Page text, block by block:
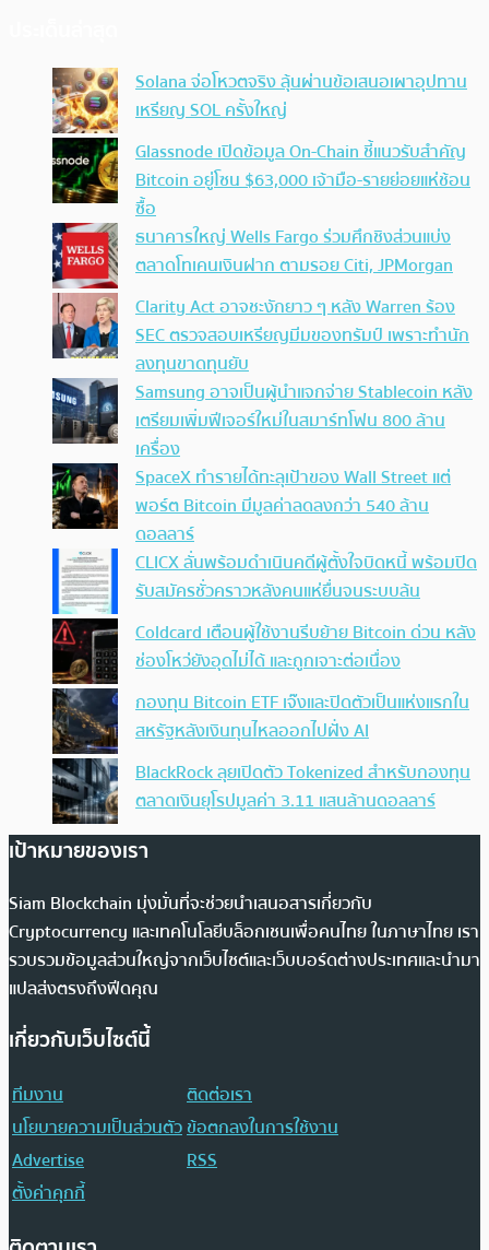
Solana จ่อโหวตจริง ลุ้นผ่านข้อเสนอเผาอุปทาน
เหรียญ SOL ครั้งใหญ่
Glassnode เปิดข้อมูล On-Chain ชี้แนวรับสำคัญ
Bitcoin อยู่โซน $63,000 เจ้ามือ-รายย่อยแห่ช้อน
ซื้อ
ธนาคารใหญ่ Wells Fargo ร่วมศึกชิงส่วนแบ่ง
ตลาดโทเคนเงินฝาก ตามรอย Citi, JPMorgan
Clarity Act อาจชะงักยาว ๆ หลัง Warren ร้อง
SEC ตรวจสอบเหรียญมีมของทรัมป์ เพราะทำนัก
ลงทุนขาดทุนยับ
Samsung อาจเป็นผู้นำแจกจ่าย Stablecoin หลัง
เตรียมเพิ่มฟีเจอร์ใหม่ในสมาร์ทโฟน 800 ล้าน
เครื่อง
SpaceX ทำรายได้ทะลุเป้าของ Wall Street แต่
พอร์ต Bitcoin มีมูลค่าลดลงกว่า 540 ล้าน
ดอลลาร์
CLICX ลั่นพร้อมดำเนินคดีผู้ตั้งใจบิดหนี้ พร้อมปิด
รับสมัครชั่วคราวหลังคนแห่ยื่นจนระบบล้น
Coldcard เตือนผู้ใช้งานรีบย้าย Bitcoin ด่วน หลัง
ช่องโหว่ยังอุดไม่ได้ และถูกเจาะต่อเนื่อง
กองทุน Bitcoin ETF เจ๊งและปิดตัวเป็นแห่งแรกใน
สหรัฐหลังเงินทุนไหลออกไปฝั่ง AI
BlackRock ลุยเปิดตัว Tokenized สำหรับกองทุน
ตลาดเงินยุโรปมูลค่า 3.11 แสนล้านดอลลาร์
เป้าหมายของเรา
Siam Blockchain มุ่งมั่นที่จะช่วยนำเสนอสารเกี่ยวกับ
Cryptocurrency และเทคโนโลยีบล็อกเชนเพื่อคนไทย ในภาษาไทย เรา
รวบรวมข้อมูลส่วนใหญ่จากเว็บไซต์และเว็บบอร์ดต่างประเทศและนำมา
แปลส่งตรงถึงฟีดคุณ
เกี่ยวกับเว็บไซต์นี้
ทีมงาน
ติดต่อเรา
นโยบายความเป็นส่วนตัวข้อตกลงในการใช้งาน
Advertise
RSS
ตั้งค่าคุกกี้